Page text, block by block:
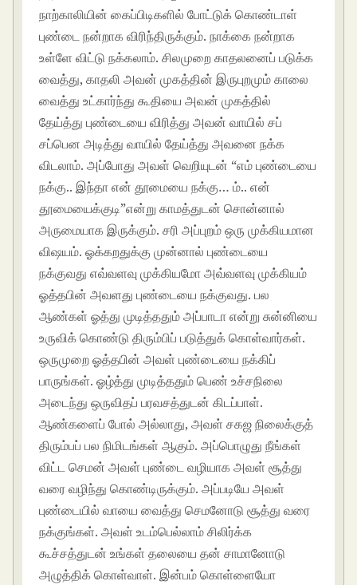
நாற்காலியின் கைப்பிடிகளில் போட்டுக் கொண்டாள்
புண்டை நன்றாக விரிந்திருக்கும். நாக்கை நன்றாக
உள்ளே விட்டு நக்கலாம். சிலமுறை காதலனைப் படுக்க
வைத்து, காதலி அவன் முகத்தின் இருபுறமும் காலை
வைத்து உட்கார்ந்து கூதியை அவன் முகத்தில்
தேய்த்து புண்டையை விரித்து அவன் வாயில் சப்
சப்பென அடித்து வாயில் தேய்த்து அவனை நக்க
விடலாம். அப்போது அவள் வெறியுடன் “எம் புண்டையை
நக்கு.. இந்தா என் தூமையை நக்கு… ம்.. என்
தூமையைக்குடி”என்று காமத்துடன் சொன்னால்
அருமையாக இருக்கும். சரி அப்புறம் ஒரு முக்கியமான
விஷயம். ஓக்கறதுக்கு முன்னால் புண்டையை
நக்குவது எவ்வளவு முக்கியமோ அவ்வளவு முக்கியம்
ஓத்தபின் அவளது புண்டையை நக்குவது. பல
ஆண்கள் ஓத்து முடித்ததும் அப்பாடா என்று சுன்னியை
உருவிக் கொண்டு திரும்பிப் படுத்துக் கொள்வார்கள்.
ஒருமுறை ஓத்தபின் அவள் புண்டையை நக்கிப்
பாருங்கள். ஓழ்த்து முடித்ததும் பெண் உச்சநிலை
அடைந்து ஒருவிதப் பரவசத்துடன் கிடப்பாள்.
ஆண்களைப் போல் அல்லாது, அவள் சகஜ நிலைக்குத்
திரும்பப் பல நிமிடங்கள் ஆகும். அப்பொழுது நீங்கள்
விட்ட செமன் அவள் புண்டை வழியாக அவள் சூத்து
வரை வழிந்து கொண்டிருக்கும். அப்படியே அவள்
புண்டையில் வாயை வைத்து செமனோடு சூத்து வரை
நக்குங்கள். அவள் உடம்பெல்லாம் சிலிர்க்க
கூச்சத்துடன் உங்கள் தலையை தன் சாமானோடு
அழுத்திக் கொள்வாள். இன்பம் கொள்ளையோ